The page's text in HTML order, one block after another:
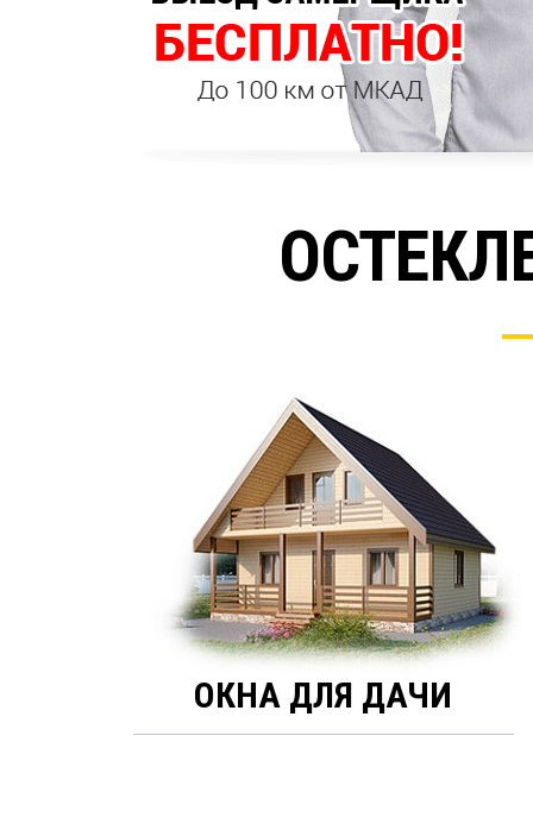
ОКНА ДЛЯ ДАЧИ